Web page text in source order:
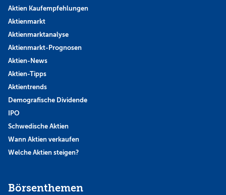
Aktien Kaufempfehlungen
Aktienmarkt
Aktienmarktanalyse
Aktienmarkt-Prognosen
Aktien-News
Aktien-Tipps
Aktientrends
Demografische Dividende
IPO
Schwedische Aktien
Wann Aktien verkaufen
Welche Aktien steigen?
Börsenthemen